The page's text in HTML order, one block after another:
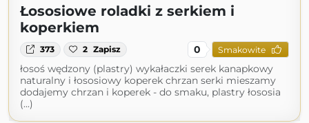
Łososiowe roladki z serkiem i
koperkiem
373 2 Zapisz 0 Smakowite
łosoś wędzony (plastry) wykałaczki serek kanapkowy
naturalny i łososiowy koperek chrzan serki mieszamy
dodajemy chrzan i koperek - do smaku, plastry łososia
(...)